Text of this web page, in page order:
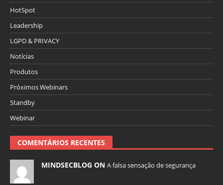
HotSpot
Leadership
LGPD & PRIVACY
Notícias
Produtos
Próximos Webinars
Standby
Webinar
COMENTÁRIOS RECENTES
MINDSECBLOG ON A falsa sensação de segurança